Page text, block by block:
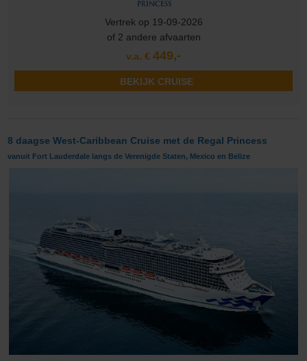
Vertrek op 19-09-2026
of 2 andere afvaarten
v.a. € 449,-
BEKIJK CRUISE
8 daagse West-Caribbean Cruise met de Regal Princess
vanuit Fort Lauderdale langs de Verenigde Staten, Mexico en Belize